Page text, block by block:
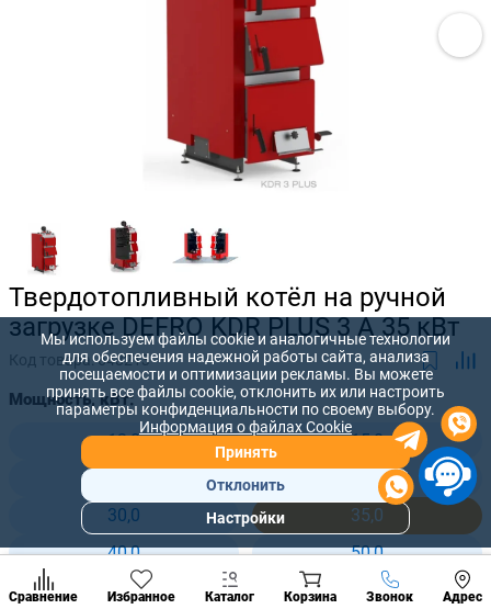
Твердотопливный котёл на ручной
загрузке DEFRO KDR PLUS 3 A 35 кВт
Код товара:648213
Мощность, кВт:
12,0
15,0
25,0
30,0
35,0
40,0
50,0
Сравнение Избранное Каталог Корзина Звонок Адрес
Позвонить
разделы
Мы используем файлы cookie и аналогичные технологии
для обеспечения надежной работы сайта, анализа
посещаемости и оптимизации рекламы. Вы можете
принять все файлы cookie, отклонить их или настроить
параметры конфиденциальности по своему выбору.
Информация о файлах Cookie
Принять
Отклонить
Настройки